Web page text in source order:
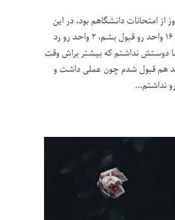
از امتحانات دانشگاهم بود، در این
ترم موفق شدم ۱۶ واحد رو قبول بشم، ۲ واحد رو رد
دوستش نداشتم که بیشتر براش وقت
و ۲ واحد هم قبول شدم چون عملی داشت و
نداشتم